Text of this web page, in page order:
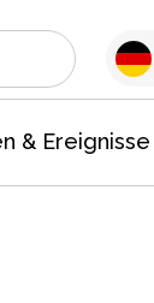
& Ereignisse